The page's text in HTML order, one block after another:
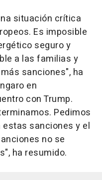
situación crítica
Es imposible
seguro y
a las familias y
sanciones", ha
en
con Trump.
Pedimos
sanciones y el
no se
ha resumido.